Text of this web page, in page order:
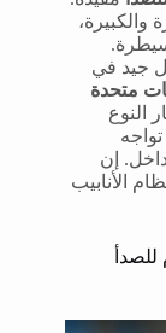
والكبيرة،
جيد في
متحدة
النوع
إن
الأنابيب